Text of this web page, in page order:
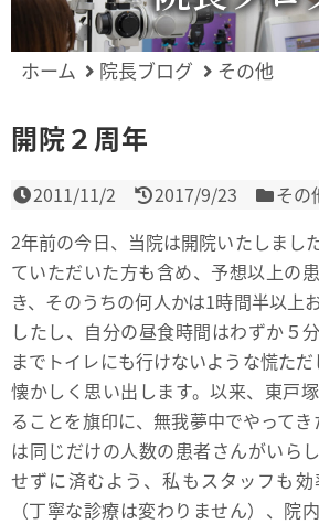
ホーム 院長ブログ その他
開院２周年
2011/11/2 2017/9/23
その
2年前の今日、当院は開院いたしまし
ていただいた方も含め、予想以上の
き、そのうちの何人かは1時間半以上
したし、自分の昼食時間はわずか５
までトイレにも行けないような慌た
懐かしく思い出します。以来、東戸
ることを旗印に、無我夢中でやって
は同じだけの人数の患者さんがいら
せずに済むよう、私もスタッフも
（丁寧な診療は変わりません）、院